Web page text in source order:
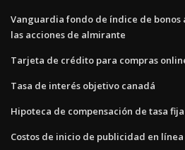
Vanguardia fondo de índice de bonos
las acciones de almirante
Tarjeta de crédito para compras
Tasa de interés objetivo canadá
Hipoteca de compensación de tasa
Costos de inicio de publicidad en línea